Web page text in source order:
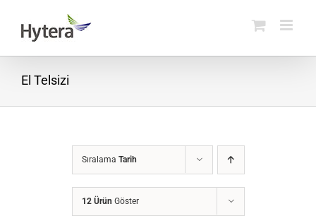
content
El Telsizi
Sıralama Tarih
12 Ürün Göster